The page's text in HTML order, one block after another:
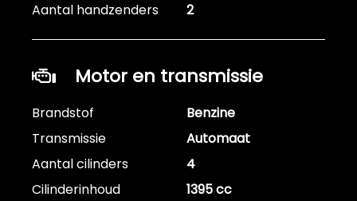
Aantal handzenders
2
Motor en transmissie
Brandstof
Benzine
Transmissie
Automaat
Aantal cilinders
4
Cilinderinhoud
1395 cc